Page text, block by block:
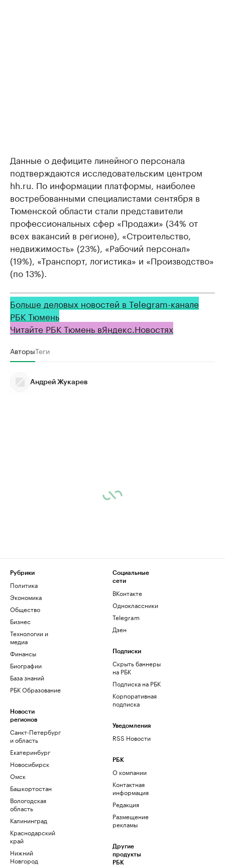
Данные о дефиците линейного персонала
подтверждаются исследовательским центром
hh.ru. По информации платформы, наиболее
востребованными специалистами сентября в
Тюменской области стали представители
профессиональных сфер «Продажи» (34% от
всех вакансий в регионе), «Строительство,
недвижимость» (23%), «Рабочий персонал»
(19%), «Транспорт, логистика» и «Производство»
(по 13%).
Больше деловых новостей в Telegram-канале
РБК Тюмень
Читайте РБК Тюмень вЯндекс.Новостях
АвторыТеги
Андрей Жукарев
Рубрики
Политика
Экономика
Общество
Бизнес
Технологии и
медиа
Финансы
Биографии
База знаний
РБК Образование
Новости
регионов
Санкт-Петербург
и область
Екатеринбург
Новосибирск
Омск
Башкортостан
Вологодская
область
Калининград
Краснодарский
край
Нижний
Новгород
Социальные
сети
ВКонтакте
Одноклассники
Telegram
Дзен
Подписки
Скрыть баннеры
на РБК
Подписка на РБК
Корпоративная
подписка
Уведомления
RSS Новости
РБК
О компании
Контактная
информация
Редакция
Размещение
рекламы
Другие
продукты
РБК